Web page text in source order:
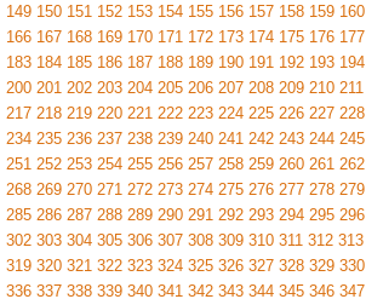
149 150 151 152 153 154 155 156 157 158 159 160
166 167 168 169 170 171 172 173 174 175 176 177
183 184 185 186 187 188 189 190 191 192 193 194
200 201 202 203 204 205 206 207 208 209 210 211
217 218 219 220 221 222 223 224 225 226 227 228
234 235 236 237 238 239 240 241 242 243 244 245
251 252 253 254 255 256 257 258 259 260 261 262
268 269 270 271 272 273 274 275 276 277 278 279
285 286 287 288 289 290 291 292 293 294 295 296
302 303 304 305 306 307 308 309 310 311 312 313
319 320 321 322 323 324 325 326 327 328 329 330
336 337 338 339 340 341 342 343 344 345 346 347